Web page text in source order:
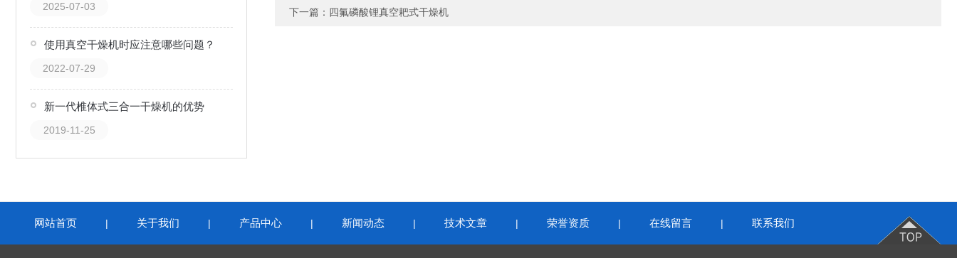
2025-07-03
使用真空干燥机时应注意哪些问题？
2022-07-29
新一代椎体式三合一干燥机的优势
2019-11-25
下一篇： 四氟磷酸锂真空耙式干燥机
网站首页 | 关于我们 | 产品中心 | 新闻动态 | 技术文章 | 荣誉资质 | 在线留言 | 联系我们